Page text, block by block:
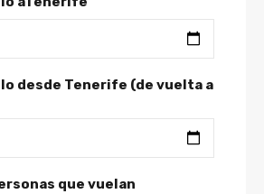
desde Tenerife (de vuelta a
que vuelan